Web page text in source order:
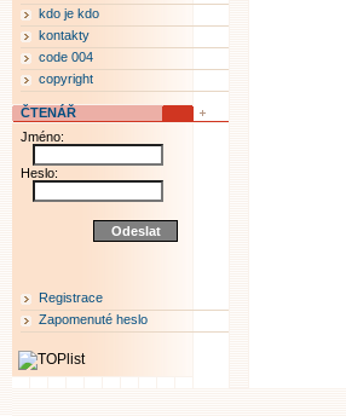
kdo je kdo
kontakty
code 004
copyright
ČTENÁŘ
Jméno:
Heslo:
Registrace
Zapomenuté heslo